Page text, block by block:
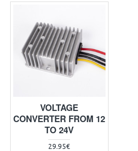
VOLTAGE
CONVERTER FROM 12
TO 24V
29.95€